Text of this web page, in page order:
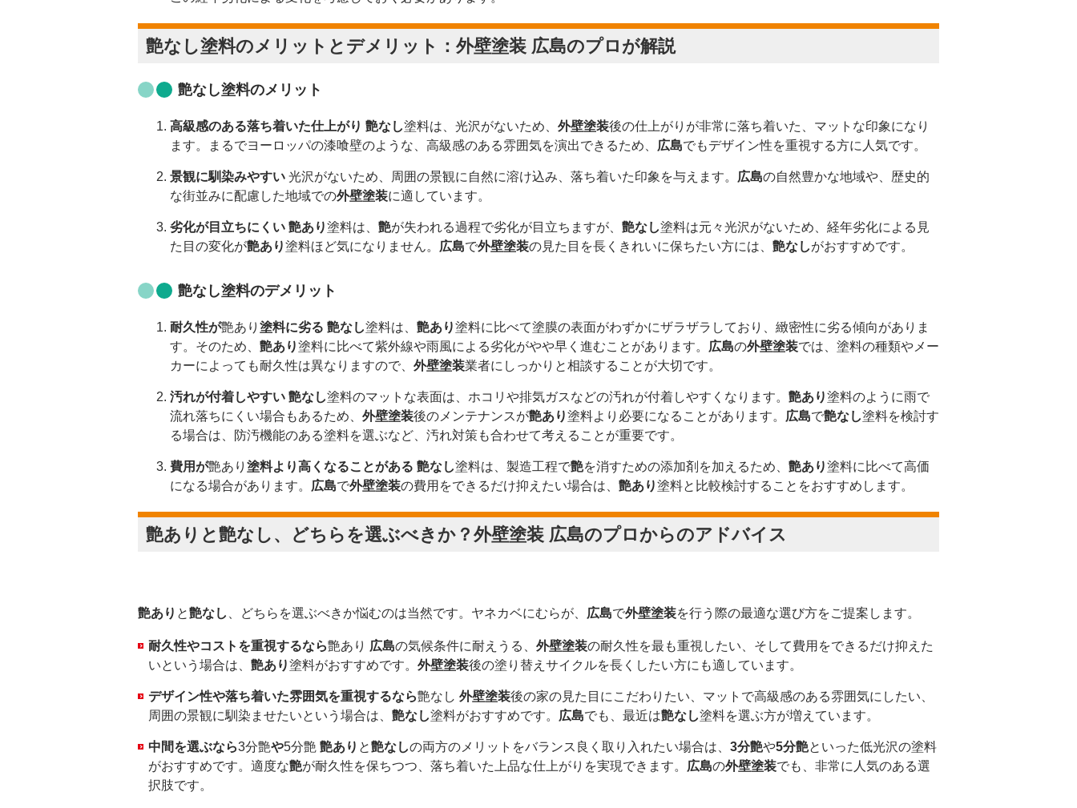
艶なし塗料のメリットとデメリット： 外壁塗装 広島のプロが解説
艶なし塗料のメリット
高級感のある落ち着いた仕上がり 艶なし塗料は、光沢がないため、 外壁塗装後の仕上がりが非常に落ち着いた、マットな印象になり
ます。まるでヨーロッパの漆喰壁のような、高級感のある雰囲気を演出できるため、 広島でもデザイン性を重視する方に人気です。
景観に馴染みやすい 光沢がないため、周囲の景観に自然に溶け込み、落ち着いた印象を与えます。 広島の自然豊かな地域や、歴史的
な街並みに配慮した地域での外壁塗装に適しています。
劣化が目立ちにくい 艶あり塗料は、 艶が失われる過程で劣化が目立ちますが、 艶なし塗料は元々光沢がないため、経年劣化による見
た目の変化が艶あり塗料ほど気になりません。 広島で外壁塗装の見た目を長くきれいに保ちたい方には、 艶なしがおすすめです。
艶なし塗料のデメリット
耐久性が艶あり 塗料に劣る 艶なし塗料は、 艶あり塗料に比べて塗膜の表面がわずかにザラザラしており、緻密性に劣る傾向がありま
す。そのため、 艶あり塗料に比べて紫外線や雨風による劣化がやや早く進むことがあります。 広島の外壁塗装では、塗料の種類やメー
カーによっても耐久性は異なりますので、 外壁塗装業者にしっかりと相談することが大切です。
汚れが付着しやすい 艶なし塗料のマットな表面は、ホコリや排気ガスなどの汚れが付着しやすくなります。 艶あり塗料のように雨で
流れ落ちにくい場合もあるため、 外壁塗装後のメンテナンスが艶あり塗料より必要になることがあります。 広島で艶なし塗料を検討す
る場合は、防汚機能のある塗料を選ぶなど、汚れ対策も合わせて考えることが重要です。
費用が艶あり 塗料より高くなることがある 艶なし塗料は、製造工程で艶を消すための添加剤を加えるため、 艶あり塗料に比べて高価
になる場合があります。 広島で外壁塗装の費用をできるだけ抑えたい場合は、 艶あり塗料と比較検討することをおすすめします。
艶あり と艶なし 、どちらを選ぶべきか？ 外壁塗装 広島のプロからのアドバイス
艶あり と艶なし 、どちらを選ぶべきか悩むのは当然です。ヤネカベにむらが、 広島で外壁塗装を行う際の最適な選び方をご提案します。
耐久性やコストを重視するなら艶あり 広島の気候条件に耐えうる、 外壁塗装の耐久性を最も重視したい、そして費用をできるだけ抑えた
いという場合は、 艶あり塗料がおすすめです。 外壁塗装後の塗り替えサイクルを長くしたい方にも適しています。
デザイン性や落ち着いた雰囲気を重視するなら艶なし 外壁塗装後の家の見た目にこだわりたい、マットで高級感のある雰囲気にしたい、
周囲の景観に馴染ませたいという場合は、 艶なし塗料がおすすめです。 広島でも、最近は艶なし塗料を選ぶ方が増えています。
中間を選ぶなら3分艶や5分艶 艶あり と艶なしの両方のメリットをバランス良く取り入れたい場合は、 3分艶や5分艶といった低光沢の塗料
がおすすめです。適度な艶が耐久性を保ちつつ、落ち着いた上品な仕上がりを実現できます。 広島の外壁塗装でも、非常に人気のある選
択肢です。